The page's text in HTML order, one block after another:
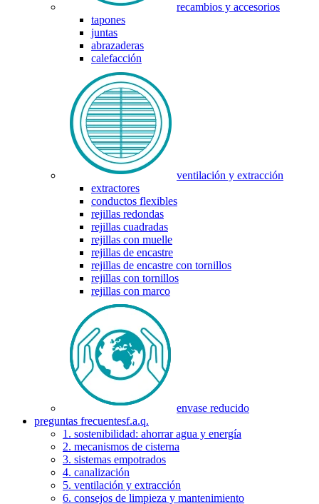
recambios y accesorios
tapones
juntas
abrazaderas
calefacción
ventilación y extracción
extractores
conductos flexibles
rejillas redondas
rejillas cuadradas
rejillas con muelle
rejillas de encastre
rejillas de encastre con tornillos
rejillas con tornillos
rejillas con marco
envase reducido
preguntas frecuentesf.a.q.
1. sostenibilidad: ahorrar agua y energía
2. mecanismos de cisterna
3. sistemas empotrados
4. canalización
5. ventilación y extracción
6. consejos de limpieza y mantenimiento